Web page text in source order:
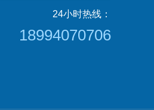
24小时热线：
18994070706